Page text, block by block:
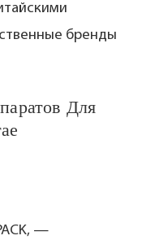
бренды
Для
—